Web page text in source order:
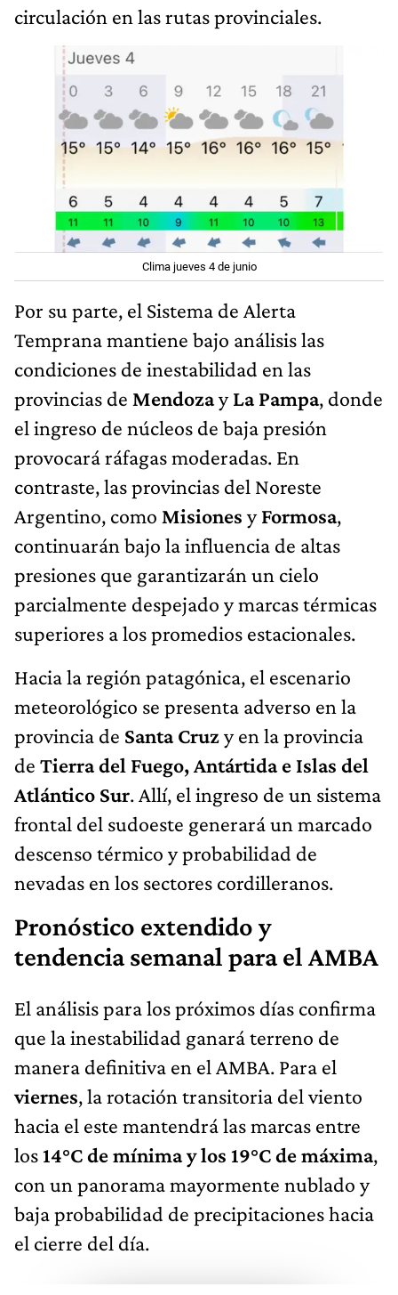
circulación en las rutas provinciales.
Clima jueves 4 de junio
Por su parte, el Sistema de Alerta
Temprana mantiene bajo análisis las
condiciones de inestabilidad en las
provincias de MendozayLa Pampa, donde
el ingreso de núcleos de baja presión
provocará ráfagas moderadas. En
contraste, las provincias del Noreste
Argentino, como Misiones yFormosa,
continuarán bajo la influencia de altas
presiones que garantizarán un cielo
parcialmente despejado y marcas térmicas
superiores a los promedios estacionales.
Hacia la región patagónica, el escenario
meteorológico se presenta adverso en la
provincia de Santa Cruzy en la provincia
de Tierra del Fuego, Antártida e Islas del
Atlántico Sur. Allí, el ingreso de un sistema
frontal del sudoeste generará un marcado
descenso térmico y probabilidad de
nevadas en los sectores cordilleranos.
Pronóstico extendido y
tendencia semanal para el AMBA
El análisis para los próximos días confirma
que la inestabilidad ganará terreno de
manera definitiva en el AMBA. Para el
viernes, la rotación transitoria del viento
hacia el este mantendrá las marcas entre
los14°C de mínima y los 19°C de máxima,
con un panorama mayormente nublado y
baja probabilidad de precipitaciones hacia
el cierre del día.